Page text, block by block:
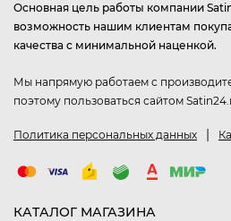
Основная цель работы компании
возможность нашим клиентам
качества с минимальной наценкой.
Мы напрямую работаем с
поэтому пользоваться сайтом
Политика персональных данных
КАТАЛОГ МАГАЗИНА